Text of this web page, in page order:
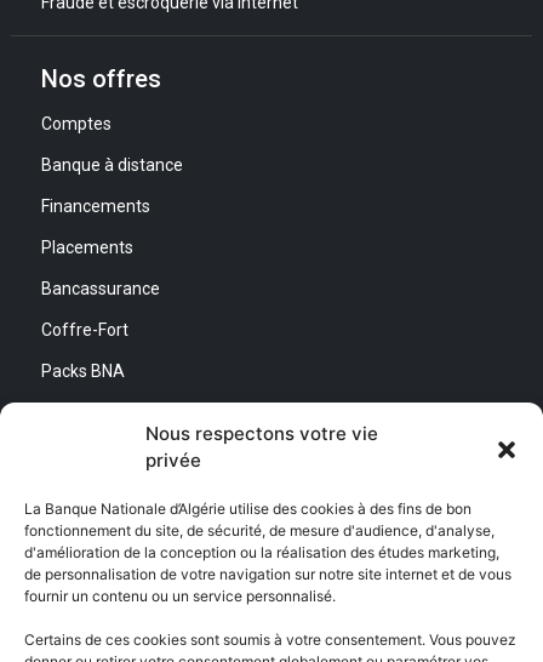
Nous respectons votre vie
privée
La Banque Nationale d’Algérie utilise des cookies à des fins de bon
fonctionnement du site, de sécurité, de mesure d'audience, d'analyse,
d'amélioration de la conception ou la réalisation des études marketing,
de personnalisation de votre navigation sur notre site internet et de vous
fournir un contenu ou un service personnalisé.
Certains de ces cookies sont soumis à votre consentement. Vous pouvez
Nos offres
Comptes
Banque à distance
Financements
Placements
Bancassurance
Coffre-Fort
Packs BNA
Direction Générale :
Adresse : Quartier d’Affaires Bab Ezzouar
Centre de Relation Client :
Adresse : Quartier d’Affaires Bab Ezzouar